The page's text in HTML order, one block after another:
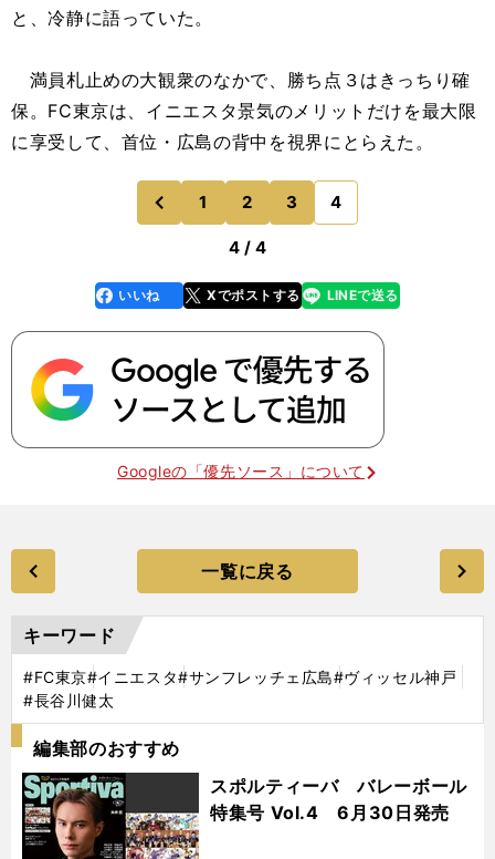
と、冷静に語っていた。
満員札止めの大観衆のなかで、勝ち点３はきっちり確
保。FC東京は、イニエスタ景気のメリットだけを最大限
に享受して、首位・広島の背中を視界にとらえた。
前
のページへ
1 2 3 4
4 / 4
faceboo
k
いいね Xでポストする
line LINEで送る
Googleの「優先ソース」について
一覧に戻る
キーワード
#FC東京#イニエスタ#サンフレッチェ広島#ヴィッセル神戸
#長谷川健太
編集部のおすすめ
スポルティーバ バレーボール
特集号 Vol.4 6月30日発売